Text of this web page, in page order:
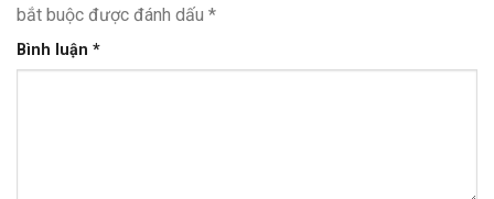
bắt buộc được đánh dấu *
Bình luận *